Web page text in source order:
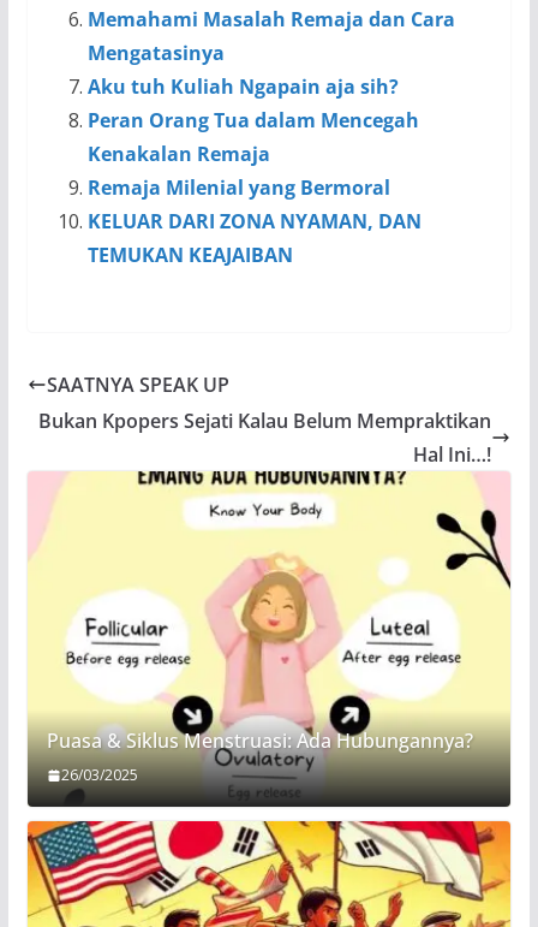
Memahami Masalah Remaja dan Cara
Mengatasinya
Aku tuh Kuliah Ngapain aja sih?
Peran Orang Tua dalam Mencegah
Kenakalan Remaja
Remaja Milenial yang Bermoral
KELUAR DARI ZONA NYAMAN, DAN
TEMUKAN KEAJAIBAN
SAATNYA SPEAK UP
Bukan Kpopers Sejati Kalau Belum Mempraktikan
Hal Ini…!
Puasa & Siklus Menstruasi: Ada Hubungannya?
26/03/2025